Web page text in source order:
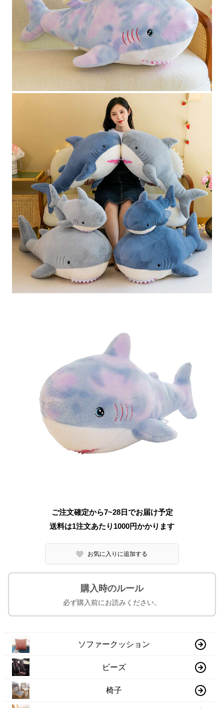
ご注文確定から7~28日でお届け予定
送料は1注文あたり 1000円かかります
お気に入りに追加する
購入時のルール
必ず購入前にお読みください。
ソファークッション
ビーズ
椅子